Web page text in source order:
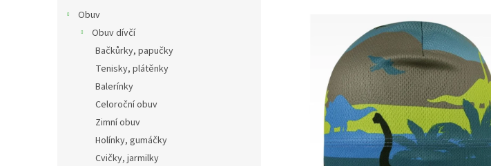
Obuv
Obuv dívčí
Bačkůrky, papučky
Tenisky, plátěnky
Balerínky
Celoroční obuv
Zimní obuv
Holínky, gumáčky
Cvičky, jarmilky